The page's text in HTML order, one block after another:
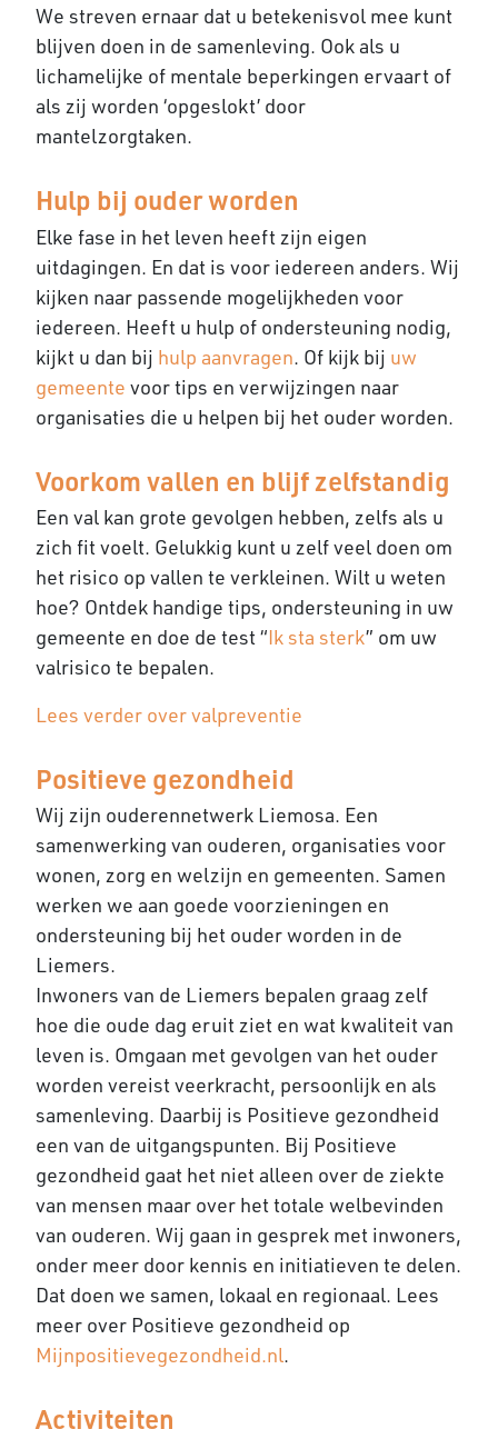
We streven ernaar dat u betekenisvol mee kunt
blijven doen in de samenleving. Ook als u
lichamelijke of mentale beperkingen ervaart of
als zij worden ‘opgeslokt’ door
mantelzorgtaken.
Hulp bij ouder worden
Elke fase in het leven heeft zijn eigen
uitdagingen. En dat is voor iedereen anders. Wij
kijken naar passende mogelijkheden voor
iedereen. Heeft u hulp of ondersteuning nodig,
kijkt u dan bij hulp aanvragen. Of kijk bij uw
gemeente voor tips en verwijzingen naar
organisaties die u helpen bij het ouder worden.
Voorkom vallen en blijf zelfstandig
Een val kan grote gevolgen hebben, zelfs als u
zich fit voelt. Gelukkig kunt u zelf veel doen om
het risico op vallen te verkleinen. Wilt u weten
hoe? Ontdek handige tips, ondersteuning in uw
gemeente en doe de test “Ik sta sterk” om uw
valrisico te bepalen.
Lees verder over valpreventie
Positieve gezondheid
Wij zijn ouderennetwerk Liemosa. Een
samenwerking van ouderen, organisaties voor
wonen, zorg en welzijn en gemeenten. Samen
werken we aan goede voorzieningen en
ondersteuning bij het ouder worden in de
Liemers.
Inwoners van de Liemers bepalen graag zelf
hoe die oude dag eruit ziet en wat kwaliteit van
leven is. Omgaan met gevolgen van het ouder
worden vereist veerkracht, persoonlijk en als
samenleving. Daarbij is Positieve gezondheid
een van de uitgangspunten. Bij Positieve
gezondheid gaat het niet alleen over de ziekte
van mensen maar over het totale welbevinden
van ouderen. Wij gaan in gesprek met inwoners,
onder meer door kennis en initiatieven te delen.
Dat doen we samen, lokaal en regionaal. Lees
meer over Positieve gezondheid op
Mijnpositievegezondheid.nl.
Activiteiten